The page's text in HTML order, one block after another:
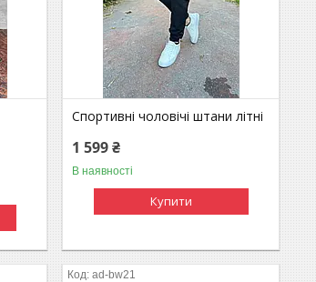
Спортивні чоловічі штани літні
1 599 ₴
В наявності
Купити
ad-bw21